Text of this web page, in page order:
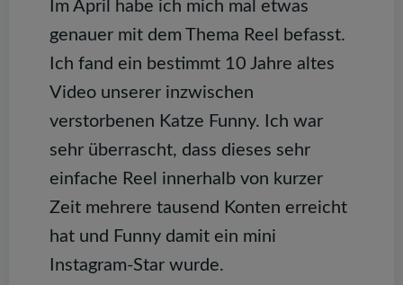
Im April habe ich mich mal etwas
genauer mit dem Thema Reel befasst.
Ich fand ein bestimmt 10 Jahre altes
Video unserer inzwischen
verstorbenen Katze Funny. Ich war
sehr überrascht, dass dieses sehr
einfache Reel innerhalb von kurzer
Zeit mehrere tausend Konten erreicht
hat und Funny damit ein mini
Instagram-Star wurde.